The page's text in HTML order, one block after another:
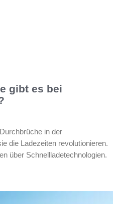
gibt es bei
in der
die Ladezeiten revolutionieren.
über Schnellladetechnologien.